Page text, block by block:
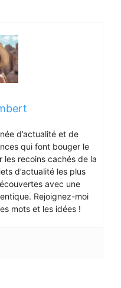
d’actualité et de
qui font bouger le
les recoins cachés de la
d’actualité les plus
avec une
Rejoignez-moi
mots et les idées !